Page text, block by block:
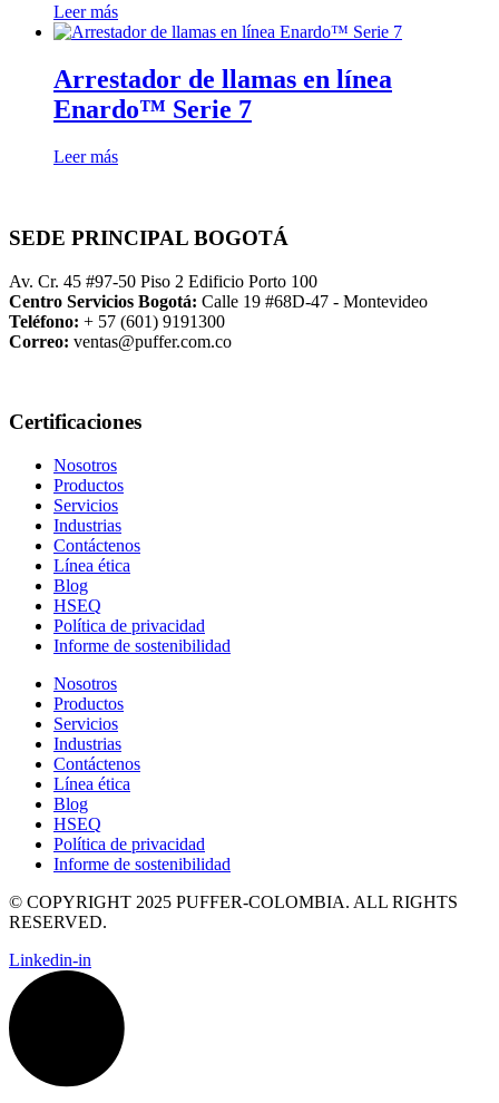
Leer más
Arrestador de llamas en línea
Enardo™ Serie 7
Leer más
SEDE PRINCIPAL BOGOTÁ
Av. Cr. 45 #97-50 Piso 2 Edificio Porto 100
Centro Servicios Bogotá: Calle 19 #68D-47 - Montevideo
Teléfono: + 57 (601) 9191300
Correo: ventas@puffer.com.co
Certificaciones
Nosotros
Productos
Servicios
Industrias
Contáctenos
Línea ética
Blog
HSEQ
Política de privacidad
Informe de sostenibilidad
Nosotros
Productos
Servicios
Industrias
Contáctenos
Línea ética
Blog
HSEQ
Política de privacidad
Informe de sostenibilidad
© COPYRIGHT 2025 PUFFER-COLOMBIA. ALL RIGHTS
RESERVED.
Linkedin-in